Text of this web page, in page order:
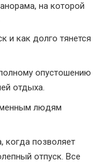
на которой
и как долго тянется
опустошению
отдыха.
людям
когда позволяет
отпуск. Все